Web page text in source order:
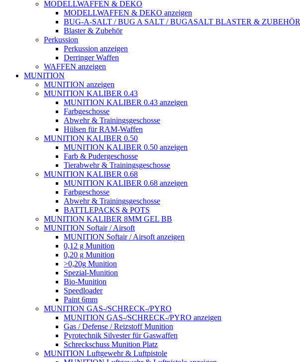
MODELLWAFFEN & DEKO
MODELLWAFFEN & DEKO anzeigen
BUG-A-SALT / BUG A SALT / BUGASALT BLASTER & ZUBEHÖR
Blaster & Zubehör
Perkussion
Perkussion anzeigen
Derringer Waffen
WAFFEN anzeigen
MUNITION
MUNITION anzeigen
MUNITION KALIBER 0.43
MUNITION KALIBER 0.43 anzeigen
Farbgeschosse
Abwehr & Trainingsgeschosse
Hülsen für RAM-Waffen
MUNITION KALIBER 0.50
MUNITION KALIBER 0.50 anzeigen
Farb & Pudergeschosse
Tierabwehr & Trainingsgeschosse
MUNITION KALIBER 0.68
MUNITION KALIBER 0.68 anzeigen
Farbgeschosse
Abwehr & Trainingsgeschosse
BATTLEPACKS & POTS
MUNITION KALIBER 8MM GEL BB
MUNITION Softair / Airsoft
MUNITION Softair / Airsoft anzeigen
0,12 g Munition
0,20 g Munition
>0,20g Munition
Spezial-Munition
Bio-Munition
Speedloader
Paint 6mm
MUNITION GAS-/SCHRECK-/PYRO
MUNITION GAS-/SCHRECK-/PYRO anzeigen
Gas / Defense / Reizstoff Munition
Pyrotechnik Silvester für Gaswaffen
Schreckschuss Munition Platz
MUNITION Luftgewehr & Luftpistole